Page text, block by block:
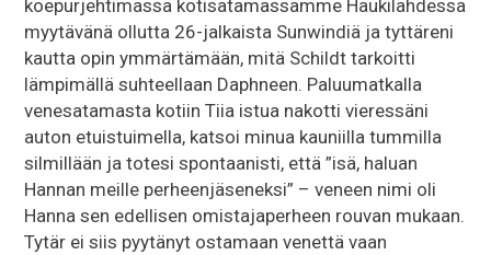
koepurjehtimassa kotisatamassamme Haukilahdessa
myytävänä ollutta 26-jalkaista Sunwindiä ja tyttäreni
kautta opin ymmärtämään, mitä Schildt tarkoitti
lämpimällä suhteellaan Daphneen. Paluumatkalla
venesatamasta kotiin Tiia istua nakotti vieressäni
auton etuistuimella, katsoi minua kauniilla tummilla
silmillään ja totesi spontaanisti, että ”isä, haluan
Hannan meille perheenjäseneksi” – veneen nimi oli
Hanna sen edellisen omistajaperheen rouvan mukaan.
Tytär ei siis pyytänyt ostamaan venettä vaan